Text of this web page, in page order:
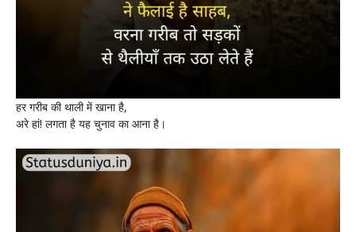
हर गरीब की थाली में खाना है,
अरे हां! लगता है यह चुनाव का आना है।